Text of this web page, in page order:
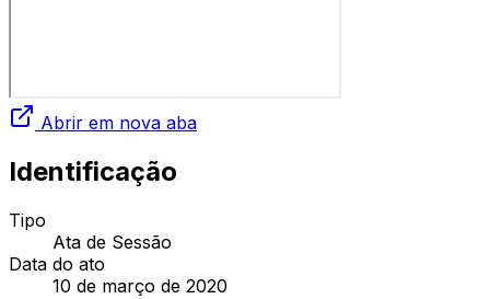
Abrir em nova aba
Identificação
Tipo
Ata de Sessão
Data do ato
10 de março de 2020